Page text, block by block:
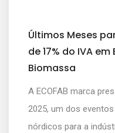
Últimos Meses
de 17% do IVA
Biomassa
A ECOFAB marca
2025, um dos
nórdicos para a